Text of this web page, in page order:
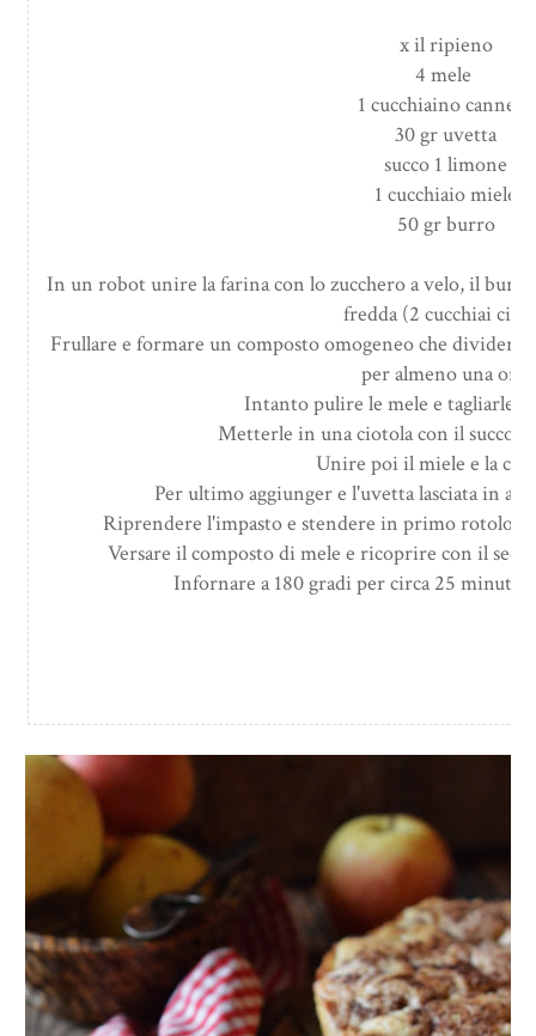
x il ripieno
4 mele
1 cucchiaino cannella
30 gr uvetta
succo 1 limone
1 cucchiaio miele
50 gr burro
In un robot unire la farina con lo zucchero a velo, il
fredda (2 cucchiai
Frullare e formare un composto omogeneo che
per almeno una ora.
Intanto pulire le mele e tagliarle
Metterle in una ciotola con il succo
Unire poi il miele e la
Per ultimo aggiunger e l'uvetta lasciata in
Riprendere l'impasto e stendere in primo rotolo
Versare il composto di mele e ricoprire con il
Infornare a 180 gradi per circa 25 minuti